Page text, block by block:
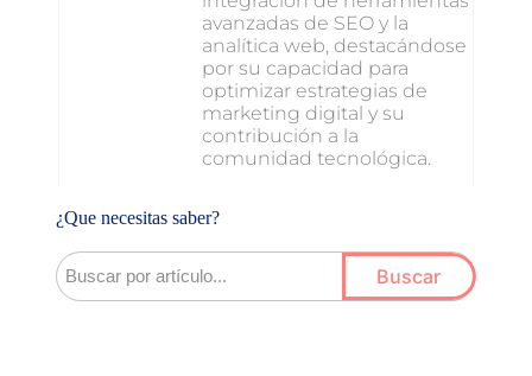
avanzadas de SEO y la
analítica web, destacándose
por su capacidad para
optimizar estrategias de
marketing digital y su
contribución a la
comunidad tecnológica.
¿Que necesitas saber?
Buscar